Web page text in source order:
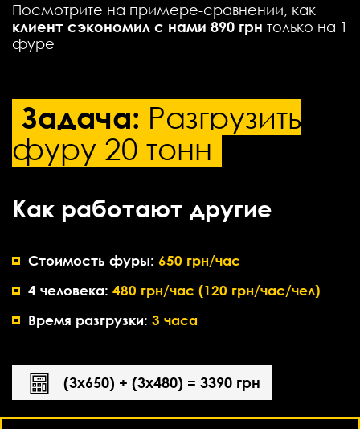
Посмотрите на примере-сравнении, как
клиент сэкономил с нами 890 грн только на 1
фуре
Задача: Разгрузить
фуру 20 тонн
Как работают другие
Стоимость фуры: 650 грн/час
4 человека: 480 грн/час (120 грн/час/чел)
Время разгрузки: 3 часа
(3х650) + (3х480) = 3390 грн